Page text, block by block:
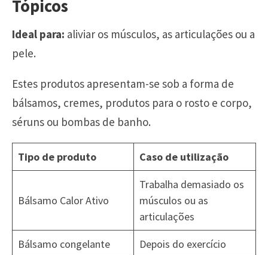
Tópicos
Ideal para: aliviar os músculos, as articulações ou a
pele.
Estes produtos apresentam-se sob a forma de
bálsamos, cremes, produtos para o rosto e corpo,
séruns ou bombas de banho.
Tipo de produto Caso de utilização
Bálsamo Calor Ativo
Trabalha demasiado os
músculos ou as
articulações
Bálsamo congelante
Depois do exercício